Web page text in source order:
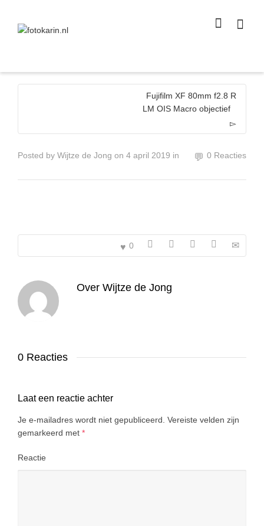
size
Super Search
Fujifilm XF 80mm f2.8 R
LM OIS Macro objectief
Posted by Wijtze de Jong on 4 april 2019 in 0 Reacties
0
Over Wijtze de Jong
0 Reacties
Laat een reactie achter
Je e-mailadres wordt niet gepubliceerd. Vereiste velden zijn
gemarkeerd met *
Reactie